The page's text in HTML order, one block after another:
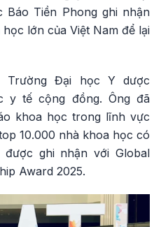
Báo Tiền Phong ghi nhận
lớn của Việt Nam để lại
Trường Đại học Y dược
y tế cộng đồng. Ông đã
khoa học trong lĩnh vực
10.000 nhà khoa học có
ghi nhận với Global
Award 2025.